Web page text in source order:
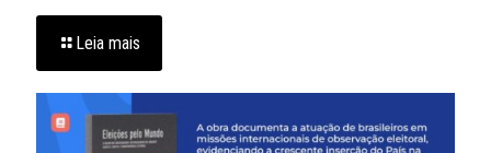
Leia mais